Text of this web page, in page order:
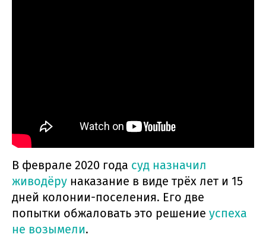
В феврале 2020 года суд назначил
живодёру наказание в виде трёх лет и 15
дней колонии-поселения. Его две
попытки обжаловать это решение успеха
не возымели.